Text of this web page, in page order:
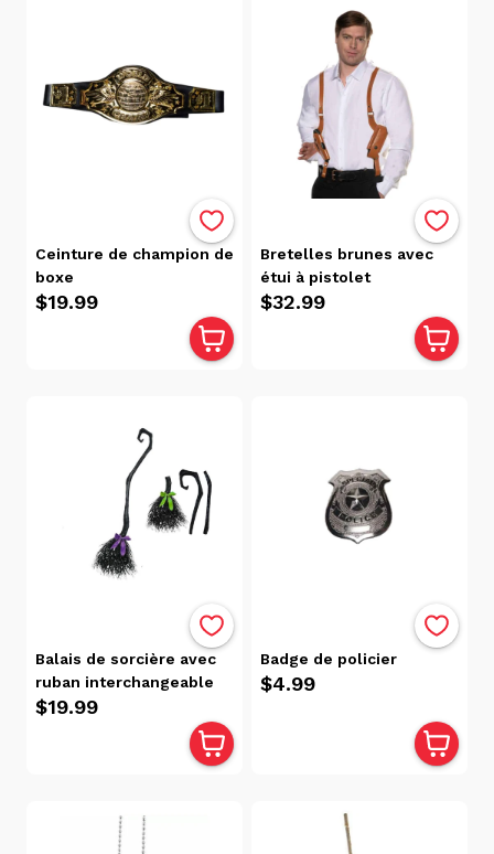
Ceinture de champion de
boxe
$19.99
Bretelles brunes avec
étui à pistolet
$32.99
Balais de sorcière avec
ruban interchangeable
$19.99
Badge de policier
$4.99